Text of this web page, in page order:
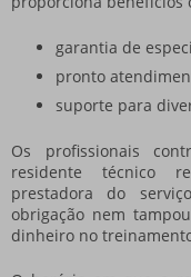
garantia de
pronto
suporte para
Os profissionais
residente técnico
prestadora do
obrigação nem
dinheiro no